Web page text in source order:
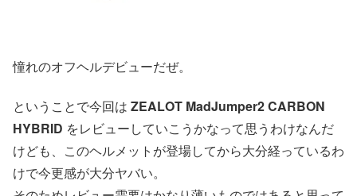
憧れのオフヘルデビューだぜ。
ということで今回は ZEALOT MadJumper2CARBON
HYBRID をレビューしていこうかなって思うわけなんだ
けども、このヘルメットが登場してから大分経っているわ
けで今更感が大分ヤバい。